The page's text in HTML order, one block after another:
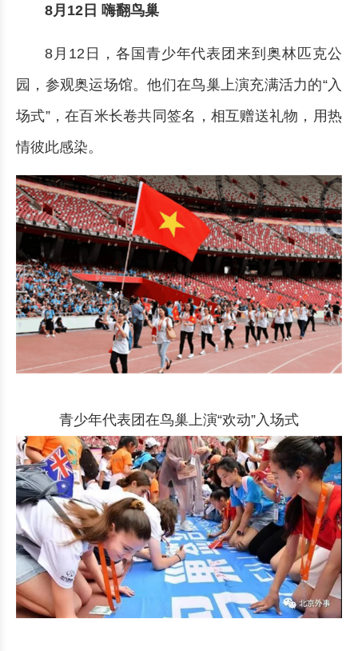
8月12日 嗨翻鸟巢
8月12日，各国青少年代表团来到奥林匹克公
园，参观奥运场馆。他们在鸟巢上演充满活力的“入
场式”，在百米长卷共同签名，相互赠送礼物，用热
情彼此感染。
青少年代表团在鸟巢上演“欢动”入场式